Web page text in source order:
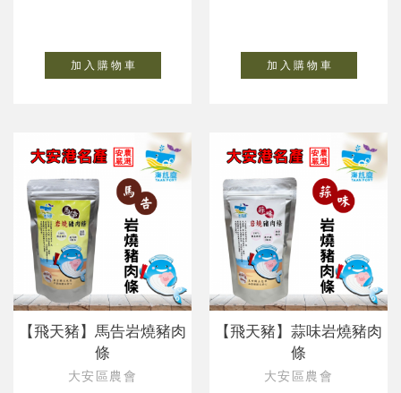
加 入 購 物 車 加 入 購 物 車
【飛天豬】馬告岩燒豬肉
條
大安區農會
【飛天豬】蒜味岩燒豬肉
條
大安區農會